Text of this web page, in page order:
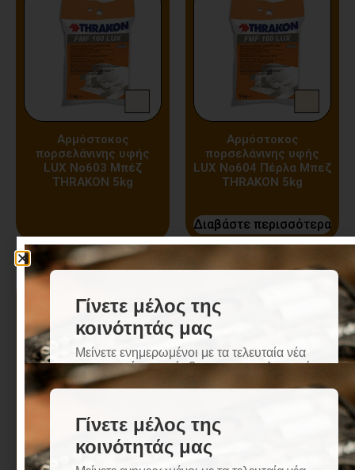
Αρμόστοκος
πορσελάνινης υφής
LUX Nο603 Μπέζ
THRAKON 5kg
Αρμόστοκος
πορσελάνινης υφής
LUX Nο604 Πέρλα Μπεζ
THRAKON 5kg
Διαβάστε περισσότερα
Αρμόστοκος
πορσελάνινης υφής
LUX Nο605 Αιβόρι
πορσελάνινης υφής
LUX Nο606 Γκρί Περλέ